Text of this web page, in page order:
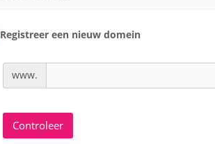
Registreer een nieuw domein
www.
Controleer